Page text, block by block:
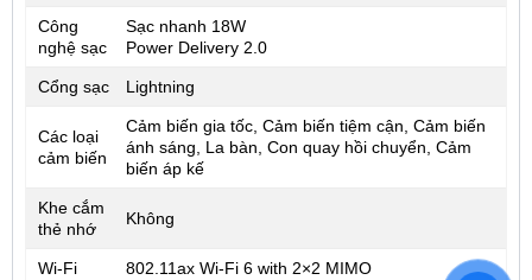
Công
nghệ sạc
Sạc nhanh 18W
Power Delivery 2.0
Cổng sạc Lightning
Các loại
cảm biến
Cảm biến gia tốc, Cảm biến tiệm cận, Cảm biến
ánh sáng, La bàn, Con quay hồi chuyển, Cảm
biến áp kế
Khe cắm
thẻ nhớ
Không
Wi-Fi 802.11ax Wi‑Fi 6 with 2×2 MIMO